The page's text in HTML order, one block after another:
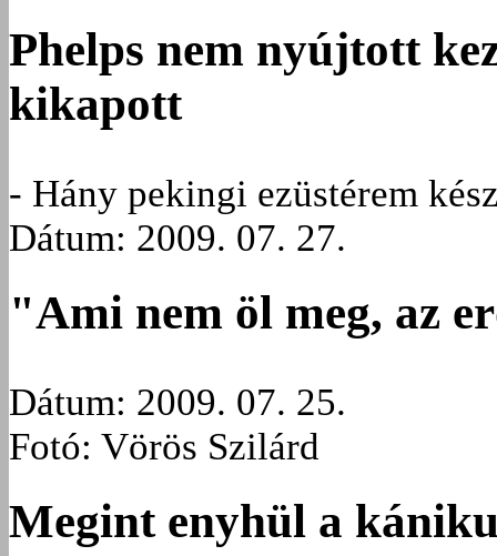
Phelps nem nyújtott
kikapott
- Hány pekingi ezüstérem
Dátum: 2009. 07. 27.
"Ami nem öl meg, az
Dátum: 2009. 07. 25.
Fotó: Vörös Szilárd
Megint enyhül a